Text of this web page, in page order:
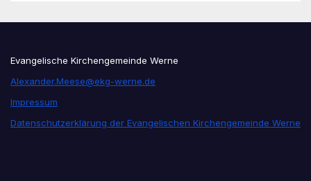
Evangelische Kirchengemeinde Werne
Alexander.Meese@ekg-werne.de
Impressum
Datenschutzerklärung der Evangelischen Kirchengemeinde Werne